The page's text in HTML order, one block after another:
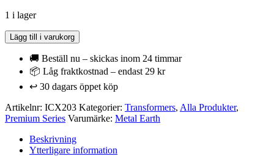
1 i lager
Metal
Earth
Premium
Series
Optimus
Prime
Flerfärgad
Lägg till i varukorg
🚚 Beställ nu – skickas inom 24 timmar
📦 Låg fraktkostnad – endast 29 kr
↩️ 30 dagars öppet köp
Artikelnr: ICX203 Kategorier: Transformers, Alla Produkter,
Premium Series Varumärke: Metal Earth
Beskrivning
Ytterligare information